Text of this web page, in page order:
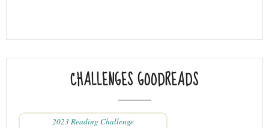
CHALLENGES GOODREADS
2023 Reading Challenge